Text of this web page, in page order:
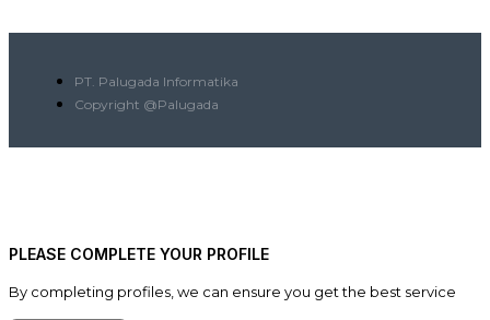
PT. Palugada Informatika
Copyright @Palugada
PLEASE COMPLETE YOUR PROFILE
By completing profiles, we can ensure you get the best service